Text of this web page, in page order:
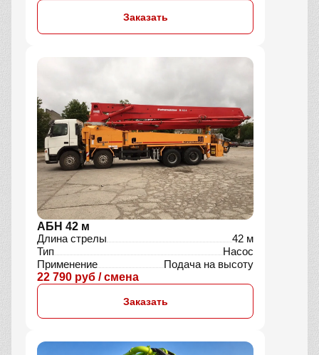
Заказать
АБН 42 м
Длина стрелы
42 м
Тип
Насос
Применение
Подача на высоту
22 790 руб / смена
Заказать